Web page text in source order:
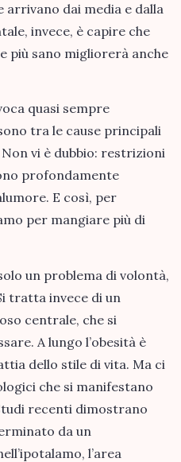
arrivano dai media e dalla
invece, è capire che
più sano migliorerà anche
quasi sempre
tra le cause principali
Non vi è dubbio: restrizioni
profondamente
E così, per
per mangiare più di
un problema di volontà,
tratta invece di un
centrale, che si
A lungo l’obesità è
dello stile di vita. Ma ci
che si manifestano
recenti dimostrano
da un
l’area